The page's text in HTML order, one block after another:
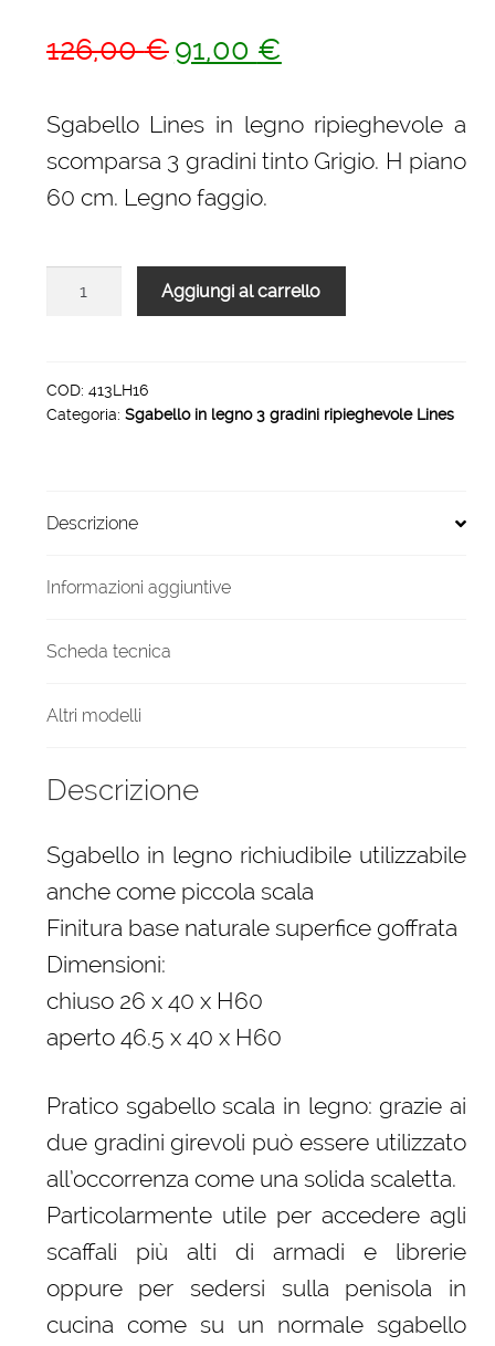
126,00€ Il
originale
era:
126,00 €.
91,00 €
attuale
è:
Sgabello Lines in legno ripieghevole a
scomparsa 3 gradini tinto Grigio. H piano
60 cm. Legno faggio.
LInes
3
quantità
Aggiungi al carrello
COD: 413LH16
Categoria: Sgabello in legno 3 gradini ripieghevole Lines
Descrizione
Informazioni aggiuntive
Scheda tecnica
Altri modelli
Descrizione
Sgabello in legno richiudibile utilizzabile
anche come piccola scala
Finitura base naturale superfice goffrata
Dimensioni:
chiuso 26 x 40 x H60
aperto 46.5 x 40 x H60
Pratico sgabello scala in legno: grazie ai
due gradini girevoli può essere utilizzato
all’occorrenza come una solida scaletta.
Particolarmente utile per accedere agli
scaffali più alti di armadi e librerie
oppure per sedersi sulla penisola in
cucina come su un normale sgabello